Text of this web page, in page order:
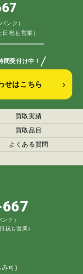
ンク）
祝も営業）
受付け中！ ／
せはこちら
買取実績
買取品目
よくある質問
ク）
祝も営業）
み可)